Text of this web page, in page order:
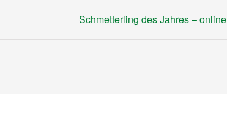
Schmetterling des Jahres – online